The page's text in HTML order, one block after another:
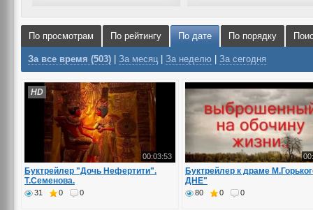
По просмотрам По рейтингу По дате По порядку
За все время (503) За месяц За неделю За сегодня
00:03:53
HD
Буктрейлер "Дочь Нефертити".
Т.Семенова.
31 0 0
Буктрейлер к драме
ДНЕ"
80 0 0